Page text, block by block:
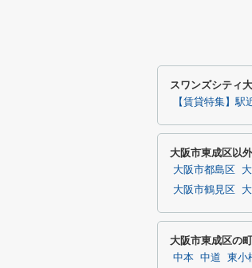
スワンズシティ
【賃貸特集】駅
大阪市東成区以
大阪市都島区
大阪市鶴見区
大阪市東成区の
中本 中道 東小